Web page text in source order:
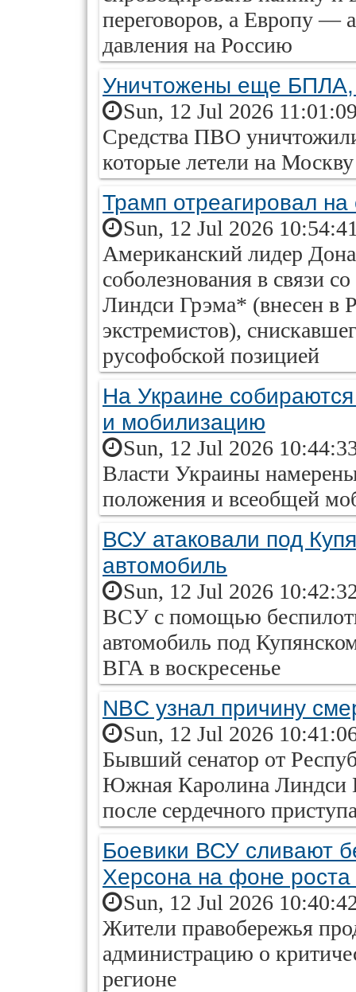
переговоров, а Европу —
давления на Россию
Уничтожены еще БПЛА,
Sun, 12 Jul 2026
Средства ПВО
которые летели на Москву
Трамп отреагировал
Sun, 12 Jul 2026
Американский лидер
соболезнования в связи
Линдси Грэма* (внесен в
экстремистов),
русофобской позицией
На Украине
и мобилизацию
Sun, 12 Jul 2026
Власти Украины
положения и всеобщей
ВСУ атаковали под
автомобиль
Sun, 12 Jul 2026
ВСУ с помощью
автомобиль под
ВГА в воскресенье
NBC узнал причину
Sun, 12 Jul 2026
Бывший сенатор от
Южная Каролина Линдси
после сердечного
Боевики ВСУ сливают
Херсона на фоне роста
Sun, 12 Jul 2026
Жители правобережья
администрацию о
регионе